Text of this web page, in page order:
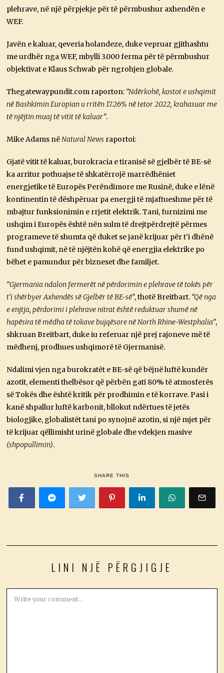
plehrave, në një përpjekje për të përmbushur axhendën e
WEF.
Javën e kaluar, qeveria holandeze, duke vepruar gjithashtu
me urdhër nga WEF, mbylli 3.000 ferma për të përmbushur
objektivat e Klaus Schwab për ngrohjen globale.
Thegatewaypundit.com raporton: “Ndërkohë, kostot e ushqimit
në Bashkimin Europian u rritën 17.26% në tetor 2022, krahasuar me
të njëjtin muaj të vitit të kaluar”.
Mike Adams nëNatural News raportoi:
Gjatë vitit të kaluar, burokracia e tiranisë së gjelbër të BE-së
ka arritur pothuajse të shkatërrojë marrëdhëniet
energjetike të Europës Perëndimore me Rusinë, duke e lënë
kontinentin të dëshpëruar pa energji të mjaftueshme për të
mbajtur funksionimin e rrjetit elektrik. Tani, furnizimi me
ushqim i Europës është nën sulm të drejtpërdrejtë përmes
programeve të shumta që duket se janë krijuar për t’i dhënë
fund ushqimit, në të njëjtën kohë që energjia elektrike po
bëhet e pamundur për bizneset dhe familjet.
“Gjermania ndalon fermerët në përdorimin e plehrave të tokës për
t’i shërbyer Axhendës së Gjelbër të BE-së”, thotë Breitbart. “Që nga
e enjtja, përdorimi i plehrave nitrat është reduktuar shumë në
hapësira të mëdha të tokave bujqësore në North Rhine-Westphalia”,
shkruan Breitbart, duke iu referuar një prej rajoneve më të
mëdhenj, prodhues ushqimorë të Gjermanisë.
Ndalimi vjen nga burokratët e BE-së që bëjnë luftë kundër
azotit, elementi thelbësor që përbën gati 80% të atmosferës
së Tokës dhe është kritik për prodhimin e të korrave. Pasi i
kanë shpallur luftë karbonit, bllokut ndërtues të jetës
biologjike, globalistët tani po synojnë azotin, si një mjet për
të krijuar qëllimisht urinë globale dhe vdekjen masive
(shpopullimin).
SHARE THIS
LINI NJË PËRGJIGJE